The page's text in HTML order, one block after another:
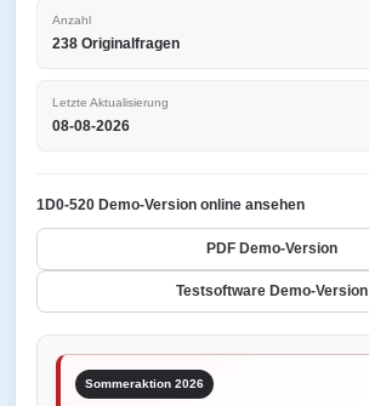
Anzahl
238 Originalfragen
Letzte Aktualisierung
08-08-2026
1D0-520 Demo-Version online ansehen
PDF Demo-Version
Testsoftware Demo-Version
Sommeraktion 2026